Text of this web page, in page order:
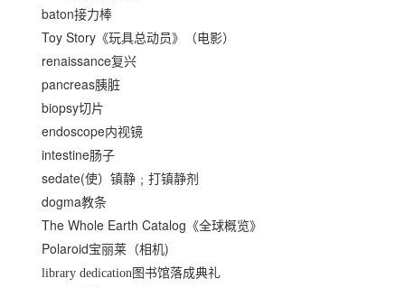
baton接力棒
Toy Story《玩具总动员》（电影）
renaissance复兴
pancreas胰脏
biopsy切片
endoscope内视镜
intestine肠子
sedate(使）镇静﹔打镇静剂
dogma教条
The Whole Earth Catalog 《全球概览》
Polaroid宝丽莱（相机)
library dedication 图书馆落成典礼